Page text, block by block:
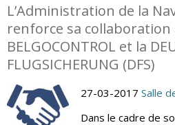
L’Administration de la
renforce sa collaboration
BELGOCONTROL et la
FLUGSICHERUNG (DFS)
27-03-2017 Salle
Dans le cadre de